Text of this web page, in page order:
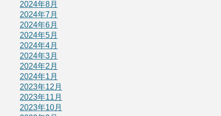
2024年8月
2024年7月
2024年6月
2024年5月
2024年4月
2024年3月
2024年2月
2024年1月
2023年12月
2023年11月
2023年10月